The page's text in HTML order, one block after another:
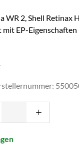
WR 2, Shell Retinax
EP-